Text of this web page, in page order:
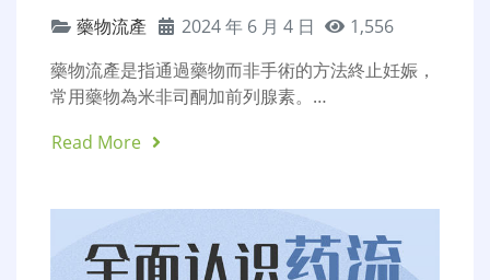
藥物流產 2024 年 6 月 4 日
1,556
藥物流產是指通過藥物而非手術的方法終止妊娠，
常用藥物為米非司酮加前列腺素。…
Read More